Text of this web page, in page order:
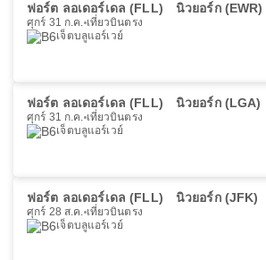
ฟอร์ต ลอเดอร์เดล (FLL) นิวยอร์ก (EWR)
ศุกร์ 31 ก.ค. เที่ยวบินตรง
เจ็ตบลูแอร์เวย์
ฟอร์ต ลอเดอร์เดล (FLL) นิวยอร์ก (LGA)
ศุกร์ 31 ก.ค. เที่ยวบินตรง
เจ็ตบลูแอร์เวย์
ฟอร์ต ลอเดอร์เดล (FLL) นิวยอร์ก (JFK)
ศุกร์ 28 ส.ค. เที่ยวบินตรง
เจ็ตบลูแอร์เวย์